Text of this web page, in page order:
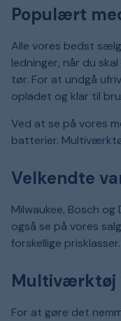
Populært
Alle vores bedst
ledninger, når du
tør. For at undgå
opladet og klar til
Ved at se på vores
batterier.
Velkendte
Milwaukee, Bosch
også se på vores
forskellige prisklasser.
Multiværktøj
For at gøre det